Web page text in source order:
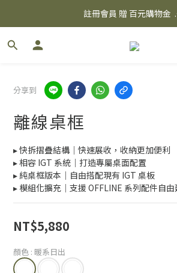
✨ 消費滿$3000 享 免運優
註冊會員 贈 百元購物金
✨ 消費滿$3000 享 免運優
分享到
離線桌框
▸ 快拆摺疊結構｜快速展收，收納更加便利
▸ 相容 IGT 系統｜打造專屬桌面配置
▸ 純桌框版本｜自由搭配現有 IGT 桌板
▸ 模組化擴充｜支援 OFFLINE 系列配件自
NT$5,880
顏色 : 暖系日出